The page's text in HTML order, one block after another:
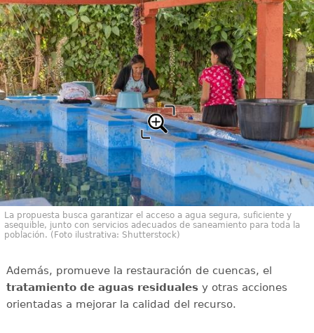
La propuesta busca garantizar el acceso a agua segura, suficiente y
asequible, junto con servicios adecuados de saneamiento para toda la
población. (Foto ilustrativa: Shutterstock)
Además, promueve la restauración de cuencas, el
tratamiento de aguas residualesy otras acciones
orientadas a mejorar la calidad del recurso.